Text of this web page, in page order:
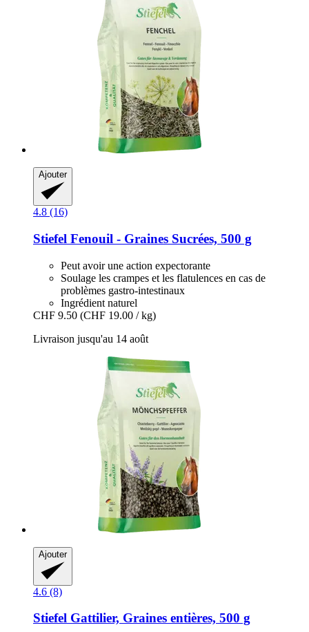
Ajouter
4.8 (16)
Stiefel Fenouil -​ Graines Sucrées, 500 g
Peut avoir une action expectorante
Soulage les crampes et les flatulences en cas de
problèmes gastro-intestinaux
Ingrédient naturel
CHF 9.50 (CHF 19.00 / kg)
Livraison jusqu'au 14 août
Ajouter
4.6 (8)
Stiefel Gattilier, Graines entières, 500 g